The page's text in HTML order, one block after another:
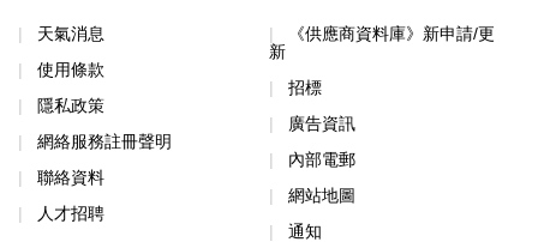
天氣消息
使用條款
隱私政策
網絡服務註冊聲明
聯絡資料
人才招聘
《供應商資料庫》新申請/更
新
招標
廣告資訊
內部電郵
網站地圖
通知